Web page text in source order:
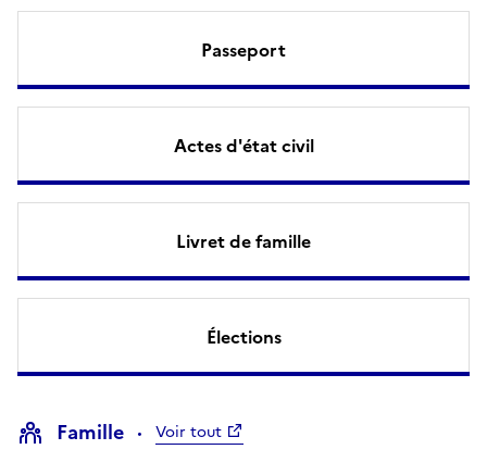
Passeport
Actes d'état civil
Livret de famille
Élections
Famille Voir tout